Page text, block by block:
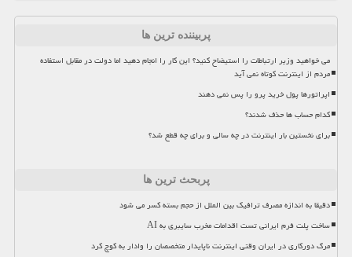
پربیننده ترین ها
می خواهید وزیر ارتباطات را استیضاح کنید؟ این کار را انجام دهید اما دولت در مقابل استفاده
مردم از اینترنت کوتاه نمی آید
اپراتورها پول خرید پرو را پس نمی دهند
کدام حساب ها حذف شدند؟
برای نخستین بار اینترنت در چه سالی و برای چه قطع شد؟
پربحث ترین ها
دقیقا به اندازه مصرف ترافیک بین الملل از حجم بسته کسر می شود
ساخت پلت فرم ایرانی تست اقدامات مخرب سایبری به AI
مرگ دورکاری در ایران وقتی اینترنت ناپایدار متخصصان را وادار به کوچ کرد